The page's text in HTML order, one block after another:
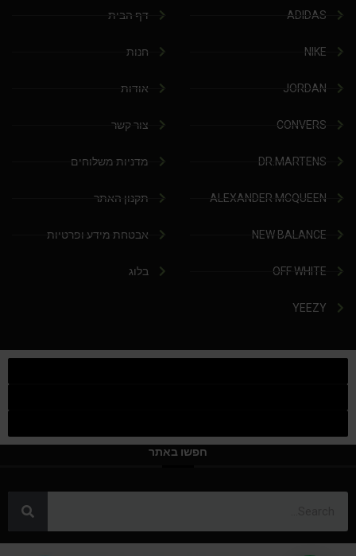
ADIDAS
NIKE
JORDAN
CONVERS
DR.MARTENS
ALEXANDER MCQUEEN
NEW BALANCE
OFF WHITE
YEEZY
דף הבית
חנות
אודות
צור קשר
מדניות משלוחים
תקנון האתר
אבטחת מידע ופרטיות
בלוג
חפשו באתר